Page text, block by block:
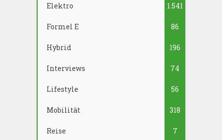
Elektro 1.541
Formel E 86
Hybrid 196
Interviews 74
Lifestyle 56
Mobilität 318
Reise 7